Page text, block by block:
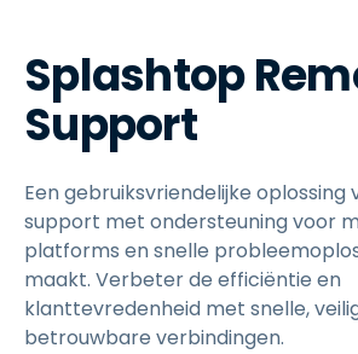
Splashtop
Support
Een gebruiksvriendelijke
support met ondersteuning voor
platforms en snelle
maakt. Verbeter de efficiëntie en
klanttevredenheid met snelle,
betrouwbare verbindingen.